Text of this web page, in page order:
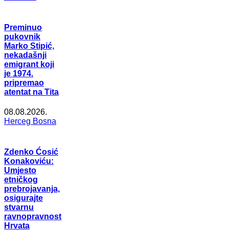
Preminuo
pukovnik
Marko Stipić,
nekadašnji
emigrant koji
je 1974.
pripremao
atentat na Tita
08.08.2026.
Herceg Bosna
Zdenko Ćosić
Konakoviću:
Umjesto
etničkog
prebrojavanja,
osigurajte
stvarnu
ravnopravnost
Hrvata